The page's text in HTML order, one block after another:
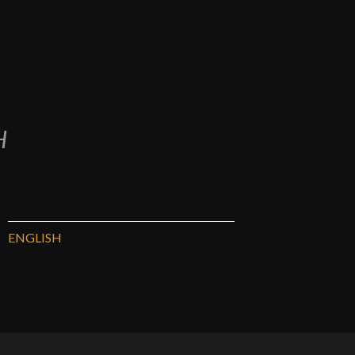
ENGLISH